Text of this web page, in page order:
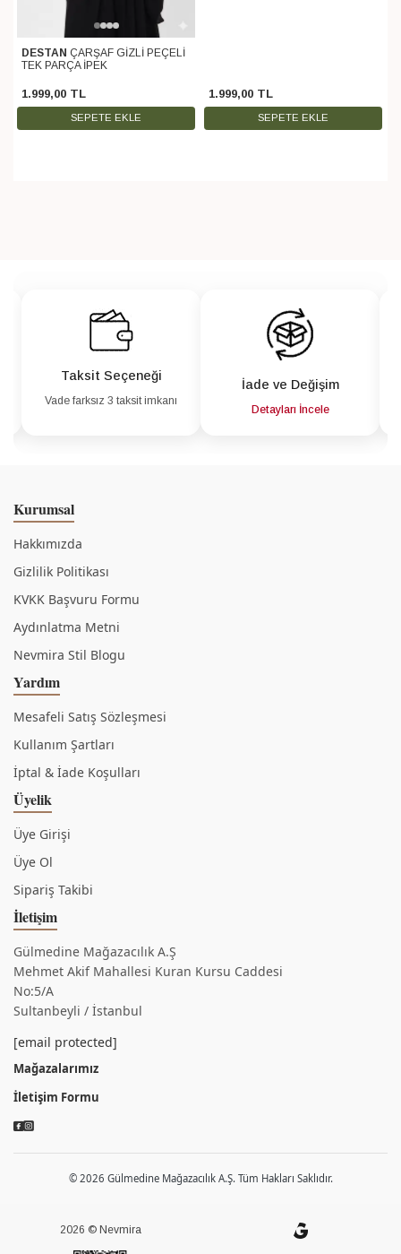
DESTAN ÇARŞAF GİZLİ PEÇELİ
TEK PARÇA İPEK
1.999,00 TL
SEPETE EKLE
1.999,00 TL
SEPETE EKLE
Taksit Seçeneği
Vade farksız 3 taksit imkanı
İade ve Değişim
Detayları İncele
Kurumsal
Hakkımızda
Gizlilik Politikası
KVKK Başvuru Formu
Aydınlatma Metni
Nevmira Stil Blogu
Yardım
Mesafeli Satış Sözleşmesi
Kullanım Şartları
İptal & İade Koşulları
Üyelik
Üye Girişi
Üye Ol
Sipariş Takibi
İletişim
Gülmedine Mağazacılık A.Ş
Mehmet Akif Mahallesi Kuran Kursu Caddesi
No:5/A
Sultanbeyli / İstanbul
[email protected]
Mağazalarımız
İletişim Formu
© 2026 Gülmedine Mağazacılık A.Ş. Tüm Hakları Saklıdır.
2026 © Nevmira